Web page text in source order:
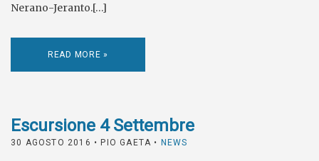
Nerano-Jeranto.[…]
READ MORE »
Escursione 4 Settembre
30 AGOSTO 2016 • PIO GAETA • NEWS